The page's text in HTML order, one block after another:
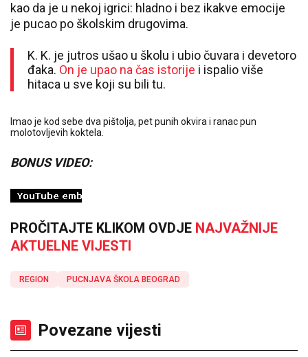
kao da je u nekoj igrici: hladno i bez ikakve emocije
je pucao po školskim drugovima.
K. K. je jutros ušao u školu i ubio čuvara i devetoro
đaka. On je upao na čas istorije i ispalio više
hitaca u sve koji su bili tu.
Imao je kod sebe dva pištolja, pet punih okvira i ranac pun
molotovljevih koktela.
BONUS VIDEO:
PROČITAJTE KLIKOM OVDJE NAJVAŽNIJE
AKTUELNE VIJESTI
REGION PUCNJAVA ŠKOLA BEOGRAD
Povezane vijesti